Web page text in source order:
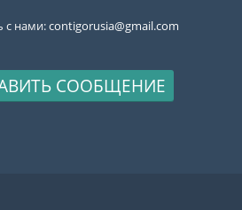
с нами:contigorusia@gmail.com
СООБЩЕНИЕ